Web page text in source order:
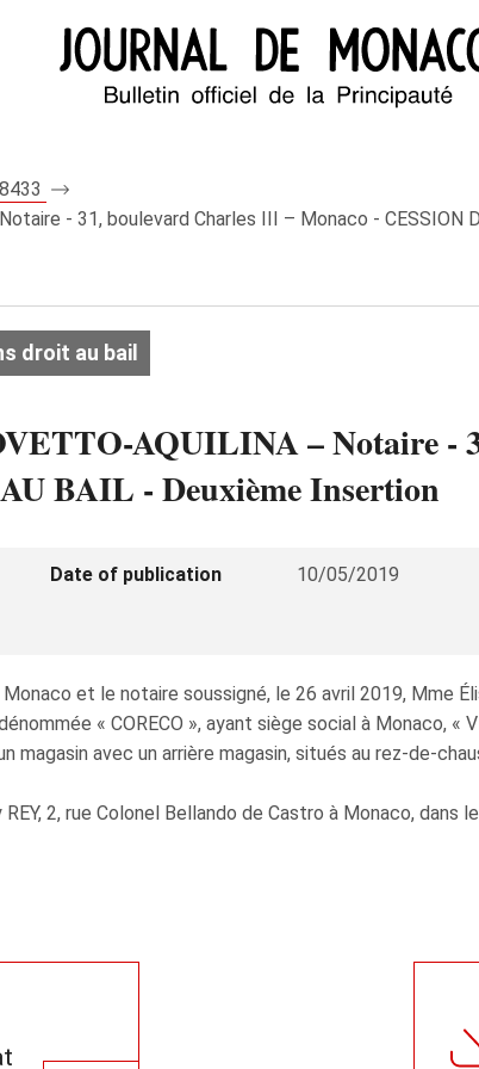
- 31, boulevard Charles III – Monaco - CESSION
droit au bail
AQUILINA – Notaire -
BAIL - Deuxième Insertion
Date of publication 10/05/2019
et le notaire soussigné, le 26 avril 2019, Mme
« CORECO », ayant siège social à Monaco, «
avec un arrière magasin, situés au rez-de-
2, rue Colonel Bellando de Castro à Monaco, dans